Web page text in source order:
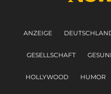
ANZEIGE
GESELLSCHAFT
HOLLYWOOD HUMOR